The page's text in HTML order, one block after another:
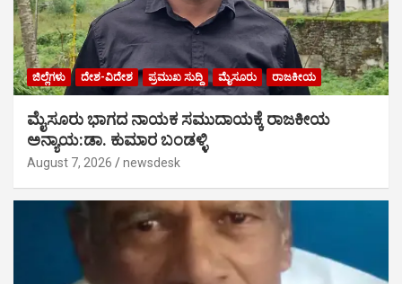
ಜಿಲ್ಲೆಗಳು ದೇಶ-ವಿದೇಶ ಪ್ರಮುಖ ಸುದ್ದಿ ಮೈಸೂರು ರಾಜಕೀಯ
ಮೈಸೂರು ಭಾಗದ ನಾಯಕ ಸಮುದಾಯಕ್ಕೆ ರಾಜಕೀಯ
ಅನ್ಯಾಯ:ಡಾ. ಕುಮಾರ ಬಂಡಳ್ಳಿ
August 7, 2026 newsdesk